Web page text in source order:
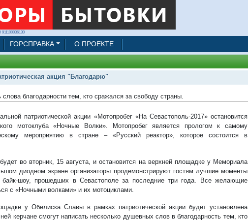
ГОРСПРАВКА О ПРОЕКТЕ
акция "Благодарю"
слова благодарности тем, кто сражался за свободу страны.
патриотической акции «Мотопробег «На Севастополь-2017» остановится
мотоклуба «Ночные Волки». Мотопробег является прологом к самому
мероприятию в стране – «Русский реактор», которое состоится в
во вторник, 15 августа, и остановится на верхней площадке у Мемориала
диодном экране организаторы продемонстрируют гостям лучшие моменты
байк-шоу, прошедших в Севастополе за последние три года. Все желающие
с «Ночными волками» и их мотоциклами.
у Обелиска Славы в рамках патриотической акции будет установлена
керчане смогут написать несколько душевных слов в благодарность тем, кто